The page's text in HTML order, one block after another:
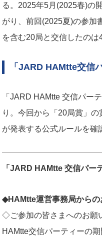
る。2025年5月(2025春)の
がり、前回(2025夏)の参加
を含む20局と交信したのは
「JARD HAMtte交信
「JARD HAMtte 交信パー
り。今回から「20局賞」
が発表する公式ルールを確
「JARD HAMtte 交信パー
◆HAMtte運営事務局からの
◇ご参加の皆さまへのお願
HAMtte交信パーティーの